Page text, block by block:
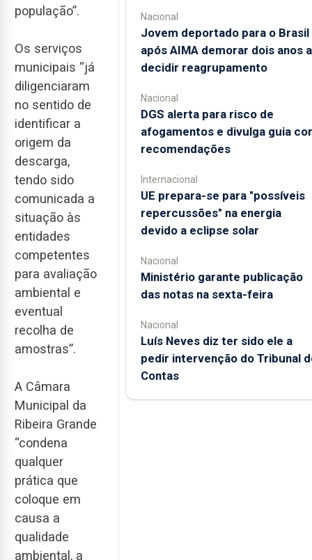
população”.
Os serviços
municipais “já
diligenciaram
no sentido de
identificar a
origem da
descarga,
tendo sido
comunicada a
situação às
entidades
competentes
para avaliação
ambiental e
eventual
recolha de
amostras”.
A Câmara
Municipal da
Ribeira Grande
“condena
qualquer
prática que
coloque em
causa a
qualidade
ambiental, a
Nacional
Jovem deportado para o Brasil
após AIMA demorar dois anos a
decidir reagrupamento
Nacional
DGS alerta para risco de
afogamentos e divulga guia
recomendações
Internacional
UE prepara-se para "possíveis
repercussões" na energia
devido a eclipse solar
Nacional
Ministério garante publicação
das notas na sexta-feira
Nacional
Luís Neves diz ter sido ele a
pedir intervenção do Tribunal
Contas